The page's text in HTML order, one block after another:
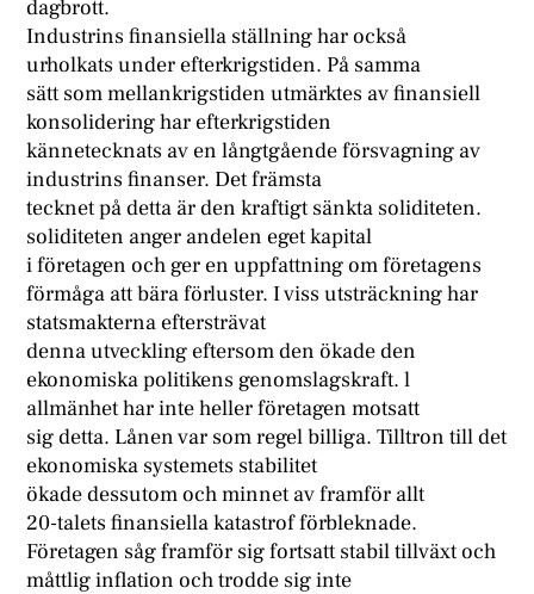
dagbrott.
Industrins finansiella ställning har också
urholkats under efterkrigstiden. På samma
sätt som mellankrigstiden utmärktes av finansiell
konsolidering har efterkrigstiden
kännetecknats av en långtgående försvagning av
industrins finanser. Det främsta
tecknet på detta är den kraftigt sänkta soliditeten.
soliditeten anger andelen eget kapital
i företagen och ger en uppfattning om företagens
förmåga att bära förluster. I viss utsträckning har
statsmakterna eftersträvat
denna utveckling eftersom den ökade den
ekonomiska politikens genomslagskraft. l
allmänhet har inte heller företagen motsatt
sig detta. Lånen var som regel billiga. Tilltron till det
ekonomiska systemets stabilitet
ökade dessutom och minnet av framför allt
20-talets finansiella katastrof förbleknade.
Företagen såg framför sig fortsatt stabil tillväxt och
måttlig inflation och trodde sig inte